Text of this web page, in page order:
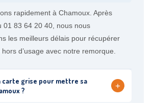
rapidement à Chamoux. Après
01 83 64 20 40, nous nous
les meilleurs délais pour récupérer
d’usage avec notre remorque.
carte grise pour mettre sa
?
+